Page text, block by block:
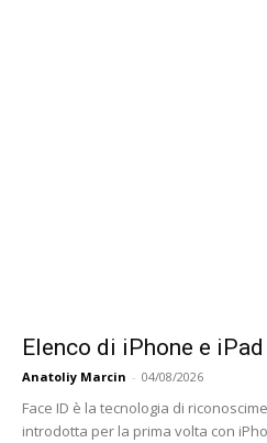
Elenco di iPhone e
Anatoliy Marcin - 04/08/2026
Face ID è la tecnologia di
introdotta per la prima volta con